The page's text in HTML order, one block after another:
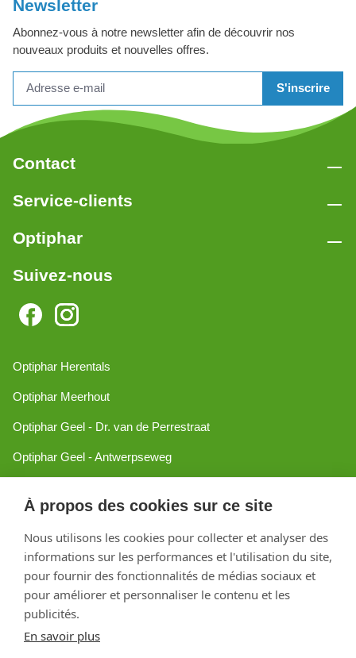
À propos des cookies sur ce site
Nous utilisons les cookies pour collecter et analyser des
informations sur les performances et l'utilisation du site,
pour fournir des fonctionnalités de médias sociaux et
pour améliorer et personnaliser le contenu et les
publicités.
En savoir plus
Newsletter
Abonnez-vous à notre newsletter afin de découvrir nos
nouveaux produits et nouvelles offres.
S'inscrire
Contact
Service-clients
Optiphar
Suivez-nous
Optiphar Herentals
Optiphar Meerhout
Optiphar Geel - Dr. van de Perrestraat
Optiphar Geel - Antwerpseweg
Optiphar Mol
Créé avec Shopware